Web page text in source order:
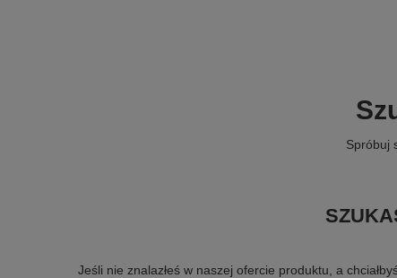
Spróbuj
Jeśli nie znalazłeś w naszej ofercie produktu, a